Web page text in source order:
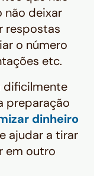
não deixar
respostas
o número
etc.
dificilmente
preparação
dinheiro
ajudar a tirar
em outro